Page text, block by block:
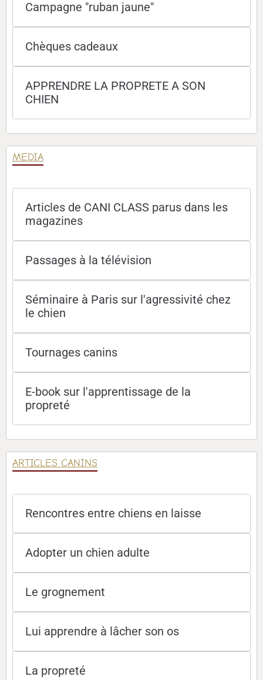
Campagne "ruban jaune"
Chèques cadeaux
APPRENDRE LA PROPRETE A SON
CHIEN
MEDIA
Articles de CANI CLASS parus dans les
magazines
Passages à la télévision
Séminaire à Paris sur l'agressivité chez
le chien
Tournages canins
E-book sur l'apprentissage de la
propreté
ARTICLES CANINS
Rencontres entre chiens en laisse
Adopter un chien adulte
Le grognement
Lui apprendre à lâcher son os
La propreté